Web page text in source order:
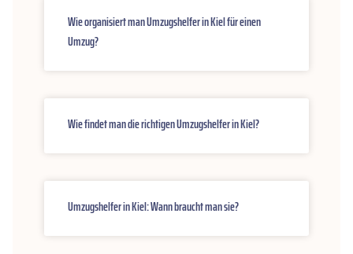
Wie organisiert man Umzugshelfer in Kiel für einen
Umzug?
Wie findet man die richtigen Umzugshelfer in Kiel?
Umzugshelfer in Kiel: Wann braucht man sie?